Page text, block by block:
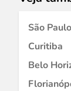
São Paulo
Curitiba
Belo